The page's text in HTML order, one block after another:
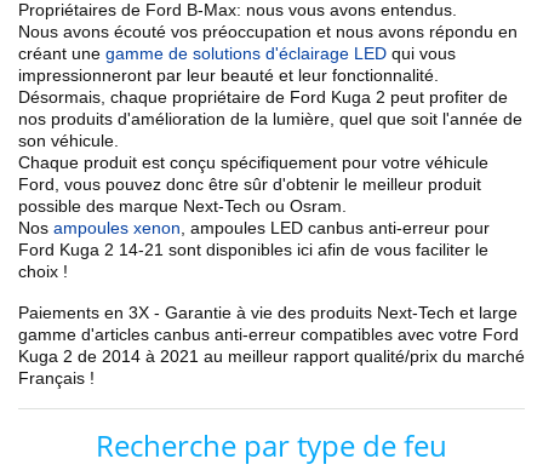
Propriétaires de Ford B-Max: nous vous avons entendus.
Nous avons écouté vos préoccupation et nous avons répondu en
créant une gamme de solutions d'éclairage LED qui vous
impressionneront par leur beauté et leur fonctionnalité.
Désormais, chaque propriétaire de Ford Kuga 2 peut profiter de
nos produits d'amélioration de la lumière , quel que soit l'année de
son véhicule.
Chaque produit est conçu spécifiquement pour votre véhicule
Ford, vous pouvez donc être sûr d'obtenir le meilleur produit
possible des marque Next-Tech ou Osram.
Nos ampoules xenon , ampoules LED canbus anti-erreur pour
Ford Kuga 2 14-21 sont disponibles ici afin de vous faciliter le
choix !
Paiements en 3X - Garantie à vie des produits Next-Tech et large
gamme d'articles canbus anti-erreur compatibles avec votre Ford
Kuga 2 de 2014 à 2021 au meilleur rapport qualité/prix du marché
Français !
Recherche par type de feu